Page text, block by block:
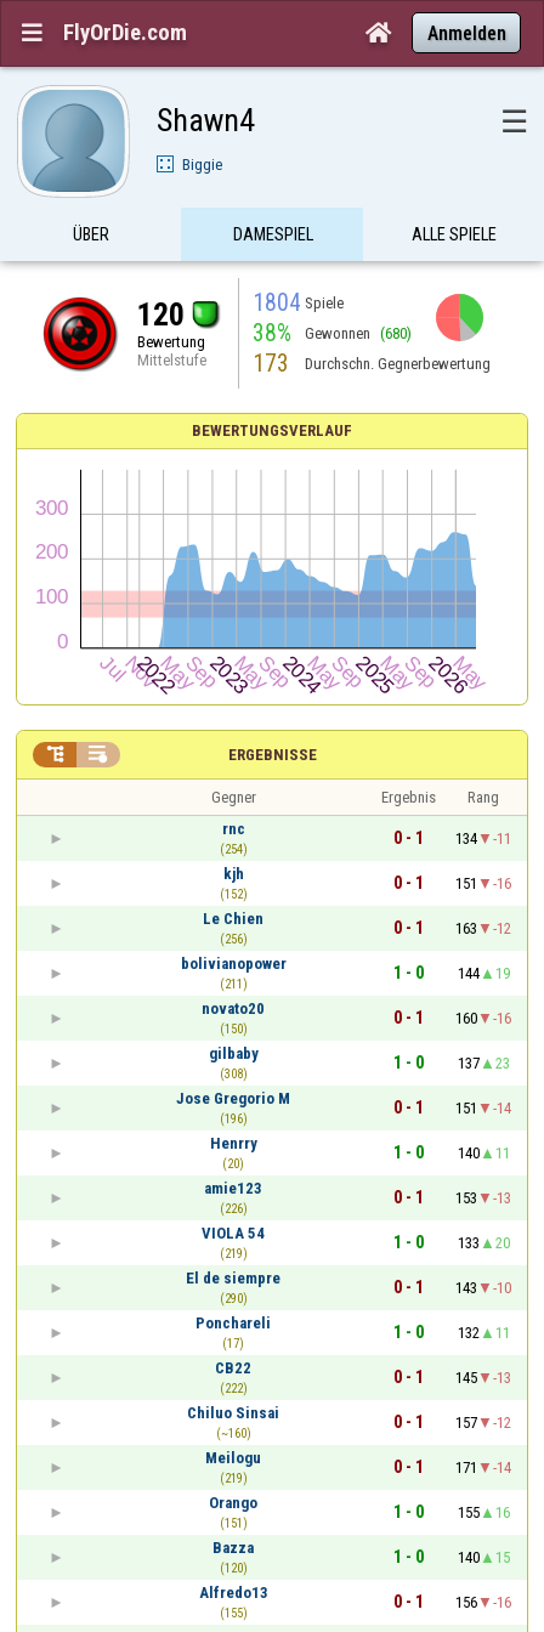
 FlyOrDie.com  Anmelden
Shawn4 ☰
Biggie
ÜBER DAMESPIEL ALLE SPIELE
120
Bewertung
Mittelstufe
1804 Spiele
38% Gewonnen (680)
173 Durchschn. Gegnerbewertung
BEWERTUNGSVERLAUF
ERGEBNISSE
 
Gegner Ergebnis
Rang
rnc
(254)
0 - 1 134
-11
kjh
(152)
0 - 1 151
-16
Le Chien
(256)
0 - 1 163
-12
bolivianopower
(211)
1 - 0 144
19
novato20
(150)
0 - 1 160
-16
gilbaby
(308)
1 - 0 137
23
Jose Gregorio M
(196)
0 - 1 151
-14
Henrry
(20)
1 - 0 140
11
amie123
(226)
0 - 1 153
-13
VIOLA 54
(219)
1 - 0 133
20
El de siempre
(290)
0 - 1 143
-10
Ponchareli
(17)
1 - 0 132
11
CB22
(222)
0 - 1 145
-13
Chiluo Sinsai
(~160)
0 - 1 157
-12
Meilogu
(219)
0 - 1 171
-14
Orango
(151)
1 - 0 155
16
Bazza
(120)
1 - 0 140
15
Alfredo13
(155)
0 - 1 156
-16